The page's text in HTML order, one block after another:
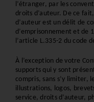
l’étranger, par les
droits d’auteur. De ce
d’auteur est un délit de
d’emprisonnement et de
l’article L.335-2 du code
À l’exception de votre
supports qui y sont
compris, sans s’y limiter,
illustrations, logos,
service, droits d’auteur,